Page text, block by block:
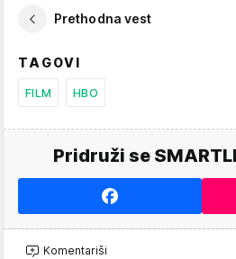
Prethodna vest
TAGOVI
FILM HBO
Pridruži se
Komentariši